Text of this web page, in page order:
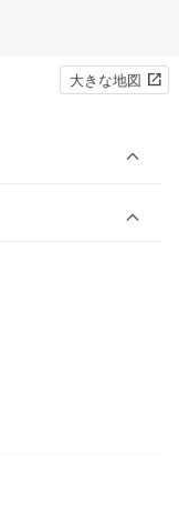
大きな地図